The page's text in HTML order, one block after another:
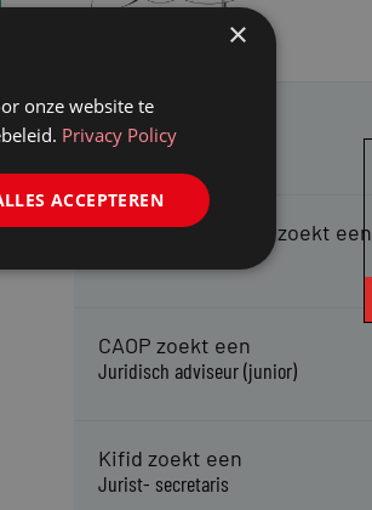
HMP zoekt een
Jurist Arbeidsrecht
Gemeente Meppel zoekt een
CAOP zoekt een
Juridisch adviseur (junior)
Kifid zoekt een
Jurist- secretaris
×
onze website te
Privacy Policy
ACCEPTEREN